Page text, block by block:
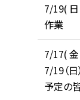
7/19( 日
作業
7/17(
7/19（日
予定の